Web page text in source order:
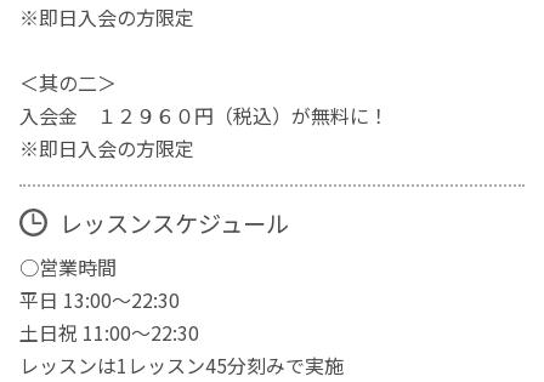
※即日入会の方限定
＜其の二＞
入会金 １２９６０円（税込）が無料に！
※即日入会の方限定
レッスンスケジュール
○営業時間
平日 13:00〜22:30
土日祝 11:00〜22:30
レッスンは1レッスン45分刻みで実施